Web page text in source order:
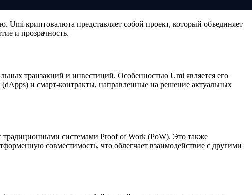
криптовалюта представляет собой проект, который объединяет
и прозрачность.
транзакций и инвестиций. Особенностью Umi является его
и смарт-контракты, направленные на решение актуальных
традиционными системами Proof of Work (PoW). Это также
совместимость, что облегчает взаимодействие с другими